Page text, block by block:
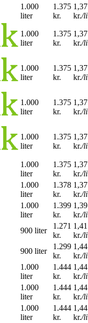
1.000
liter
1.375
kr.
1,37
kr./
1.000
liter
1.375
kr.
1,37
kr./
1.000
liter
1.375
kr.
1,37
kr./
1.000
liter
1.375
kr.
1,37
kr./
1.000
liter
1.375
kr.
1,37
kr./
1.000
liter
1.375
kr.
1,37
kr./
1.000
liter
1.378
kr.
1,37
kr./
1.000
liter
1.399
kr.
1,39
kr./
900 liter
1.271
kr.
1,41
kr./
900 liter
1.299
kr.
1,44
kr./
1.000
liter
1.444
kr.
1,44
kr./
1.000
liter
1.444
kr.
1,44
kr./
1.000
liter
1.444
kr.
1,44
kr./